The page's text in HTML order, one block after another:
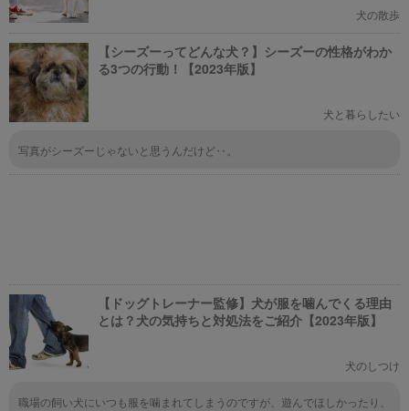
犬の散歩
【シーズーってどんな犬？】シーズーの性格がわか
る3つの行動！【2023年版】
犬と暮らしたい
写真がシーズーじゃないと思うんだけど‥。
【ドッグトレーナー監修】犬が服を噛んでくる理由
とは？犬の気持ちと対処法をご紹介【2023年版】
犬のしつけ
職場の飼い犬にいつも服を噛まれてしまうのですが、遊んでほしかったり、